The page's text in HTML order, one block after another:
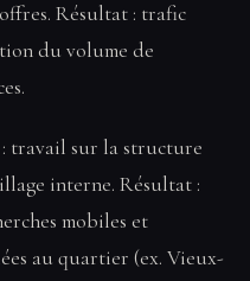
Résultat : trafic
du volume de
: travail sur la structure
interne. Résultat :
mobiles et
au quartier (ex. Vieux-